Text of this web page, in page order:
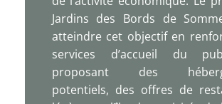
Jardins des Bords de
atteindre cet objectif en
services d’accueil du
proposant des
potentiels, des offres de